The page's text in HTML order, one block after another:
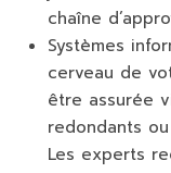
chaîne
Systèmes
cerveau de
être assurée
redondants
Les experts